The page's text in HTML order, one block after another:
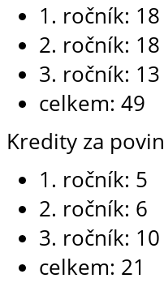
1. ročník: 18
2. ročník: 18
3. ročník: 13
celkem: 49
Kredity za
1. ročník: 5
2. ročník: 6
3. ročník: 10
celkem: 21